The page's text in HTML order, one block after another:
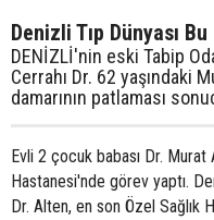
Denizli Tıp Dünyası
DENİZLİ'nin eski Tabip
Cerrahı Dr. 62 yaşındaki
damarının patlaması
Evli 2 çocuk babası Dr.
Hastanesi'nde görev yaptı.
Dr. Alten, en son Özel Sağlık